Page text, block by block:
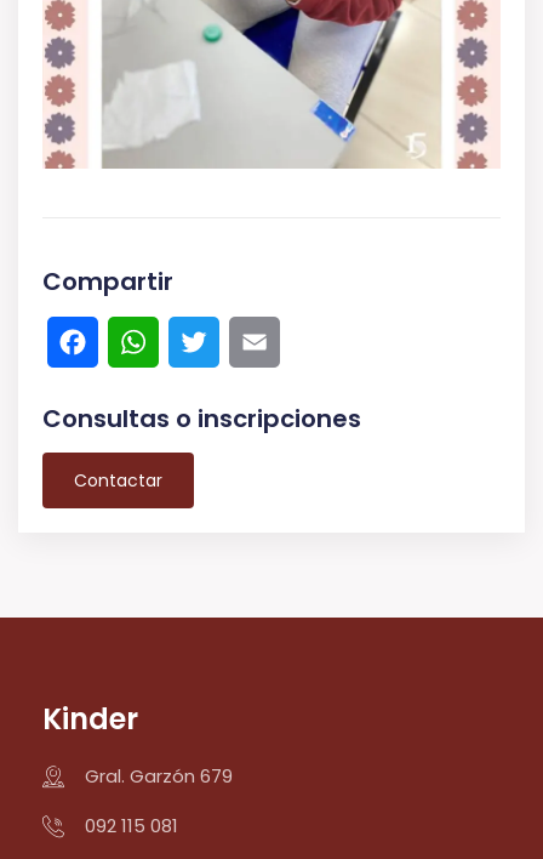
Compartir
FacebookWhatsApp
Twitter
Consultas o inscripciones
Contactar
Kinder
Gral. Garzón 679
092 115 081